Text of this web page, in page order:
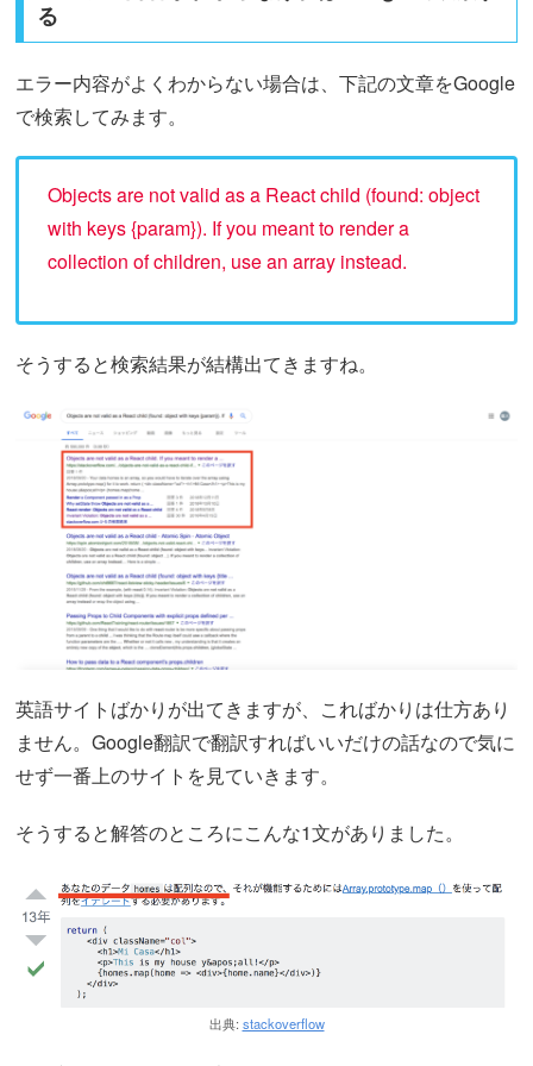
る
エラー内容がよくわからない場合は、下記の文章をGoogle
で検索してみます。
Objects are not valid as a React child (found: object
with keys {param}). If you meant to render a
collection of children, use an array instead.
そうすると検索結果が結構出てきますね。
英語サイトばかりが出てきますが、こればかりは仕方あり
ません。Google翻訳で翻訳すればいいだけの話なので気に
せず一番上のサイトを見ていきます。
そうすると解答のところにこんな1文がありました。
出典: stackoverflow